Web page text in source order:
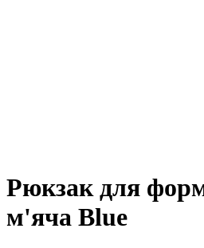
Рюкзак для
м'яча Blue